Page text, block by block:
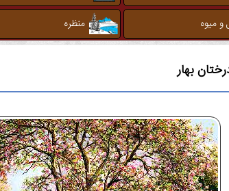
و میوه منظره
بهار